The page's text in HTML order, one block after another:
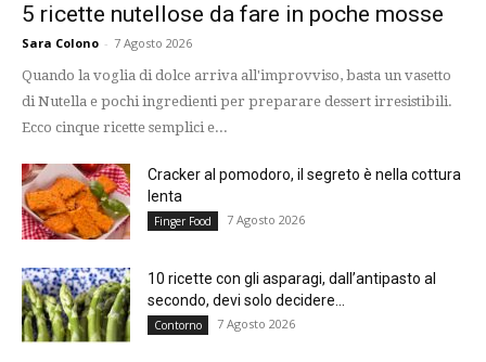
5 ricette nutellose da fare in poche mosse
Sara Colono - 7 Agosto 2026
Quando la voglia di dolce arriva all'improvviso, basta un vasetto
di Nutella e pochi ingredienti per preparare dessert irresistibili.
Ecco cinque ricette semplici e...
Cracker al pomodoro, il segreto è nella cottura
lenta
Finger Food 7 Agosto 2026
10 ricette con gli asparagi, dall’antipasto al
secondo, devi solo decidere...
Contorno 7 Agosto 2026